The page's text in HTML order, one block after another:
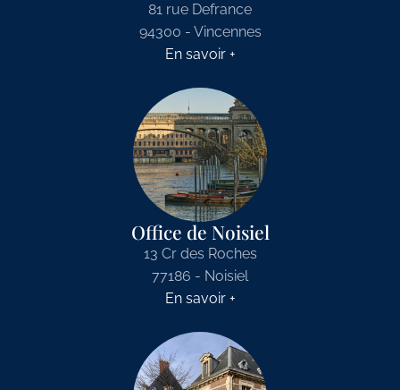
81 rue Defrance
94300 - Vincennes
En savoir +
Office de Noisiel
13 Cr des Roches
77186 - Noisiel
En savoir +